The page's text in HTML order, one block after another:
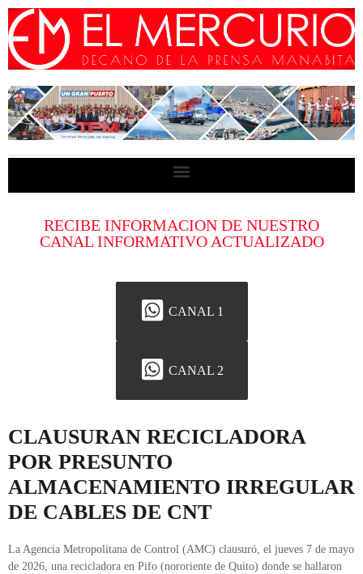
RECIBE INFORMACION DE NUESTRO
CANAL INFORMATIVO ACTUALIZADO
CANAL 1
CANAL 2
CLAUSURAN RECICLADORA
POR PRESUNTO
ALMACENAMIENTO IRREGULAR
DE CABLES DE CNT
La Agencia Metropolitana de Control (AMC) clausuró, el jueves 7 de mayo
de 2026, una recicladora en Pifo (nororiente de Quito) donde se hallaron